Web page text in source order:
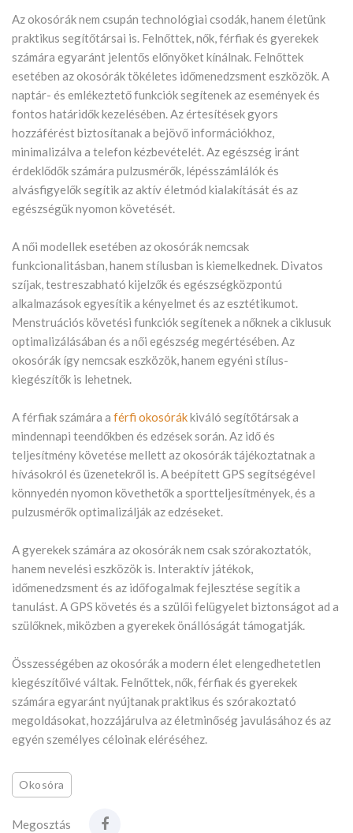
Az okosórák nem csupán technológiai csodák, hanem életünk
praktikus segítőtársai is. Felnőttek, nők, férfiak és gyerekek
számára egyaránt jelentős előnyöket kínálnak. Felnőttek
esetében az okosórák tökéletes időmenedzsment eszközök. A
naptár- és emlékeztető funkciók segítenek az események és
fontos határidők kezelésében. Az értesítések gyors
hozzáférést biztosítanak a bejövő információkhoz,
minimalizálva a telefon kézbevételét. Az egészség iránt
érdeklődők számára pulzusmérők, lépésszámlálók és
alvásfigyelők segítik az aktív életmód kialakítását és az
egészségük nyomon követését.
A női modellek esetében az okosórák nemcsak
funkcionalitásban, hanem stílusban is kiemelkednek. Divatos
szíjak, testreszabható kijelzők és egészségközpontú
alkalmazások egyesítik a kényelmet és az esztétikumot.
Menstruációs követési funkciók segítenek a nőknek a ciklusuk
optimalizálásában és a női egészség megértésében. Az
okosórák így nemcsak eszközök, hanem egyéni stílus-
kiegészítők is lehetnek.
A férfiak számára a férfi okosórákkiváló segítőtársak a
mindennapi teendőkben és edzések során. Az idő és
teljesítmény követése mellett az okosórák tájékoztatnak a
hívásokról és üzenetekről is. A beépített GPS segítségével
könnyedén nyomon követhetők a sportteljesítmények, és a
pulzusmérők optimalizálják az edzéseket.
A gyerekek számára az okosórák nem csak szórakoztatók,
hanem nevelési eszközök is. Interaktív játékok,
időmenedzsment és az időfogalmak fejlesztése segítik a
tanulást. A GPS követés és a szülői felügyelet biztonságot ad a
szülőknek, miközben a gyerekek önállóságát támogatják.
Összességében az okosórák a modern élet elengedhetetlen
kiegészítőivé váltak. Felnőttek, nők, férfiak és gyerekek
számára egyaránt nyújtanak praktikus és szórakoztató
megoldásokat, hozzájárulva az életminőség javulásához és az
egyén személyes céloinak eléréséhez.
Okosóra
Megosztás